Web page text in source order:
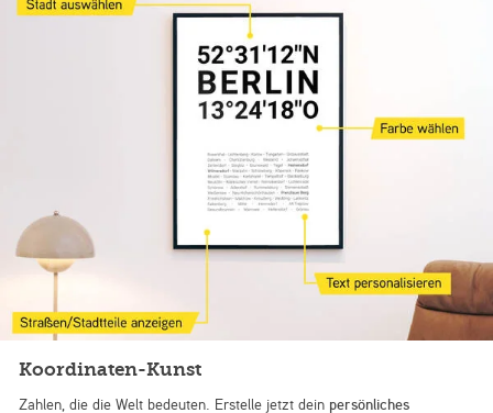
Koordinaten-Kunst
Zahlen, die die Welt bedeuten. Erstelle jetzt dein persönliches